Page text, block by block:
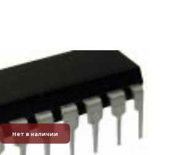
Нет в наличии